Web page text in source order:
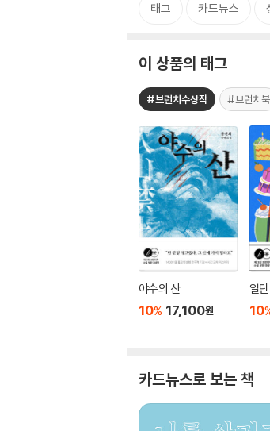
태그 카드뉴스
이 상품의 태그
#브런치수상작 #브런치북
야수의 산
10% 17,100원
일
10
카드뉴스로 보는 책